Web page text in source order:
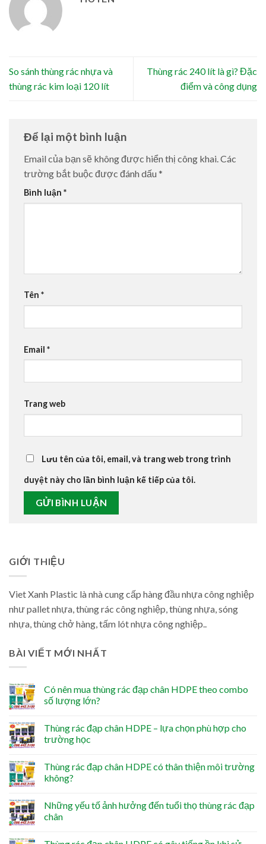
So sánh thùng rác nhựa và
thùng rác kim loại 120 lít
Thùng rác 240 lít là gì? Đặc
điểm và công dụng
Để lại một bình luận
Email của bạn sẽ không được hiển thị công khai.Các
trường bắt buộc được đánh dấu *
Bình luận *
Tên *
Email *
Trang web
Lưu tên của tôi, email, và trang web trong trình
duyệt này cho lần bình luận kế tiếp của tôi.
GIỚI THIỆU
Viet Xanh Plastic là nhà cung cấp hàng đầu nhựa công nghiệp
như pallet nhựa, thùng rác công nghiệp, thùng nhựa, sóng
nhựa, thùng chở hàng, tấm lót nhựa công nghiệp..
BÀI VIẾT MỚI NHẤT
Có nên mua thùng rác đạp chân HDPE theo combo
số lượng lớn?
Thùng rác đạp chân HDPE – lựa chọn phù hợp cho
trường học
Thùng rác đạp chân HDPE có thân thiện môi trường
không?
Những yếu tố ảnh hưởng đến tuổi thọ thùng rác đạp
chân